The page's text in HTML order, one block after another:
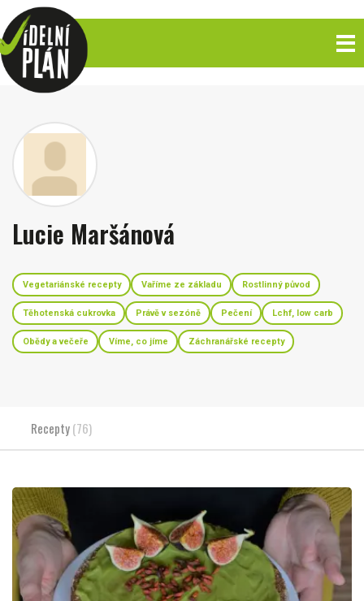
Lucie Maršánová
Vegetariánské recepty Vaříme ze základu Rostlinný původ
Těhotenská cukrovka Právě v sezóně Pečení Lchf, low carb
Obědy a večeře Víme, co jíme Záchranářské recepty
Recepty(76)